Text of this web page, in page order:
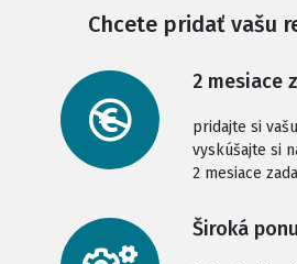
Chcete pridať vašu
2 mesiace
pridajte si
vyskúšajte si
2 mesiace
Široká